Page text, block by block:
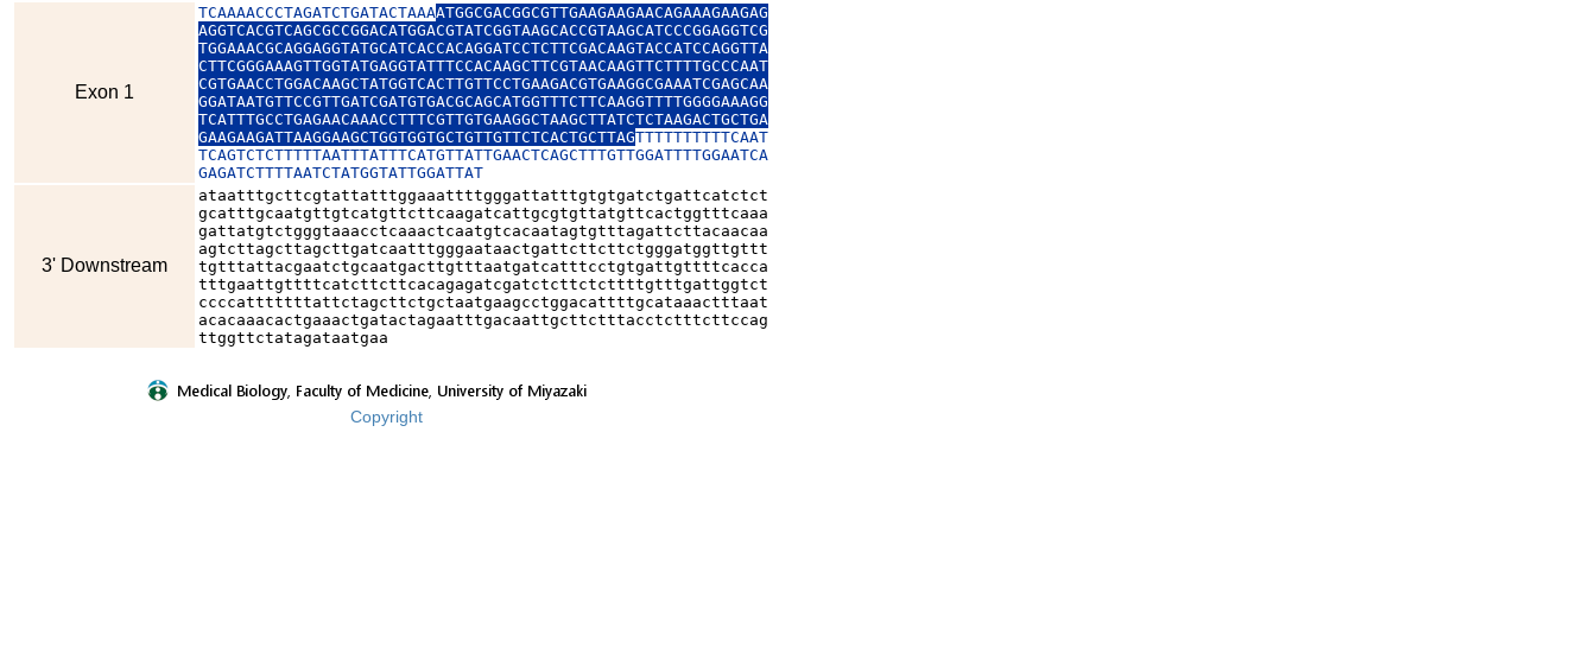
Exon 1
TCAAAACCCTAGATCTGATACTAAAATGGCGACGGCGTTGAAGAAGAACAGAAAGAAGAG
AGGTCACGTCAGCGCCGGACATGGACGTATCGGTAAGCACCGTAAGCATCCCGGAGGTCG
TGGAAACGCAGGAGGTATGCATCACCACAGGATCCTCTTCGACAAGTACCATCCAGGTTA
CTTCGGGAAAGTTGGTATGAGGTATTTCCACAAGCTTCGTAACAAGTTCTTTTGCCCAAT
CGTGAACCTGGACAAGCTATGGTCACTTGTTCCTGAAGACGTGAAGGCGAAATCGAGCAA
GGATAATGTTCCGTTGATCGATGTGACGCAGCATGGTTTCTTCAAGGTTTTGGGGAAAGG
TCATTTGCCTGAGAACAAACCTTTCGTTGTGAAGGCTAAGCTTATCTCTAAGACTGCTGA
GAAGAAGATTAAGGAAGCTGGTGGTGCTGTTGTTCTCACTGCTTAGTTTTTTTTTTCAAT
TCAGTCTCTTTTTAATTTATTTCATGTTATTGAACTCAGCTTTGTTGGATTTTGGAATCA
GAGATCTTTTAATCTATGGTATTGGATTAT
3' Downstream
ataatttgcttcgtattatttggaaattttgggattatttgtgtgatctgattcatctct
gcatttgcaatgttgtcatgttcttcaagatcattgcgtgttatgttcactggtttcaaa
gattatgtctgggtaaacctcaaactcaatgtcacaatagtgtttagattcttacaacaa
agtcttagcttagcttgatcaatttgggaataactgattcttcttctgggatggttgttt
tgtttattacgaatctgcaatgacttgtttaatgatcatttcctgtgattgttttcacca
tttgaattgttttcatcttcttcacagagatcgatctcttctcttttgtttgattggtct
ccccatttttttattctagcttctgctaatgaagcctggacattttgcataaactttaat
acacaaacactgaaactgatactagaatttgacaattgcttctttacctctttcttccag
ttggttctatagataatgaa
Copyright